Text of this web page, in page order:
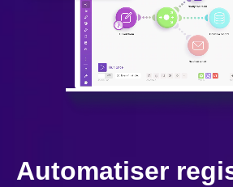
Automatiser